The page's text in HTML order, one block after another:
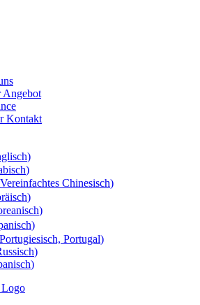
Angebot
Kontakt
)
)
Vereinfachtes Chinesisch)
)
)
)
Portugiesisch, Portugal)
)
)